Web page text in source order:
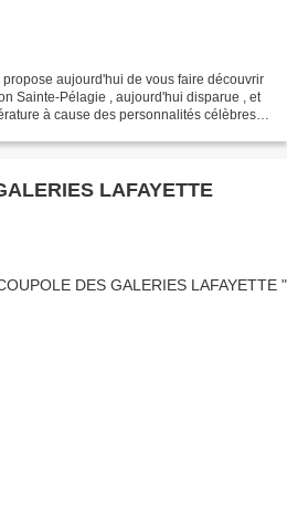
aujourd'hui de vous faire découvrir
Sainte-Pélagie , aujourd'hui disparue , et
à cause des personnalités célèbres
LAFAYETTE